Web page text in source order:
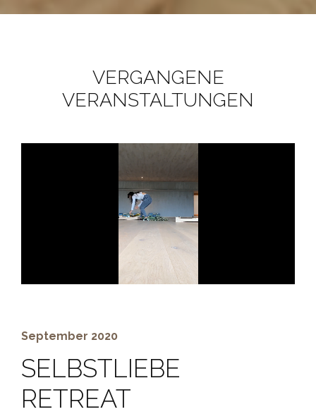
VERGANGENE
VERANSTALTUNGEN
September 2020
SELBSTLIEBE
RETREAT